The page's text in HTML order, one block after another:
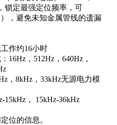
锁定最强定位频率，可
，避免未知金属管线的遗漏
作约16小时
16Hz，512Hz，640Hz，
，8kHz，33kHz无源电力模
15kHz， 15kHz-36kHz
位的信息。